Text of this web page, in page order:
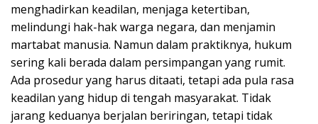
menghadirkan keadilan, menjaga ketertiban,
melindungi hak-hak warga negara, dan menjamin
martabat manusia. Namun dalam praktiknya, hukum
sering kali berada dalam persimpangan yang rumit.
Ada prosedur yang harus ditaati, tetapi ada pula rasa
keadilan yang hidup di tengah masyarakat. Tidak
jarang keduanya berjalan beriringan, tetapi tidak